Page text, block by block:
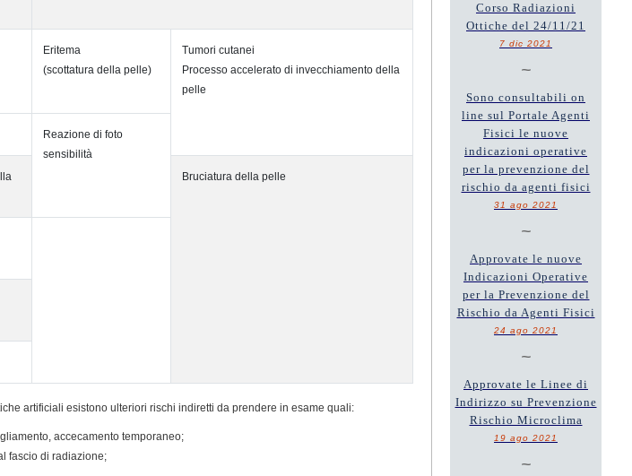
Eritema
(scottatura della pelle)
Tumori cutanei
Processo accelerato di invecchiamento della
pelle
Reazione di foto
sensibilità
Bruciatura della pelle
artificiali esistono ulteriori rischi indiretti da prendere in esame quali:
accecamento temporaneo;
fascio di radiazione;
Corso Radiazioni
Ottiche del 24/11/21
7 dic 2021
~
Sono consultabili on
line sul Portale Agenti
Fisici le nuove
indicazioni operative
per la prevenzione del
rischio da agenti fisici
31 ago 2021
~
Approvate le nuove
Indicazioni Operative
per la Prevenzione del
Rischio da Agenti Fisici
24 ago 2021
~
Approvate le Linee di
Indirizzo su Prevenzione
Rischio Microclima
19 ago 2021
~